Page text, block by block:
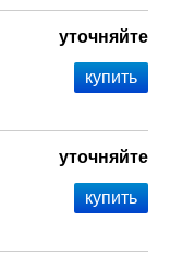
уточняйте
уточняйте